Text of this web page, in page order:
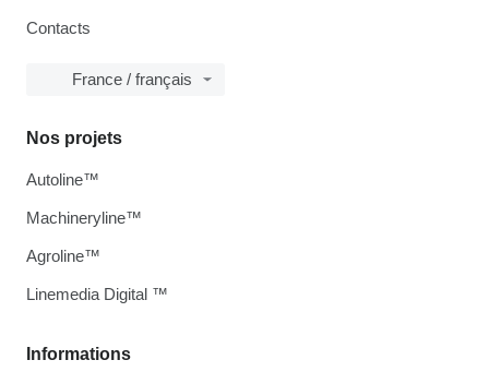
Contacts
France / français
Informations
Nos projets
Autoline™
Machineryline™
Agroline™
Linemedia Digital ™